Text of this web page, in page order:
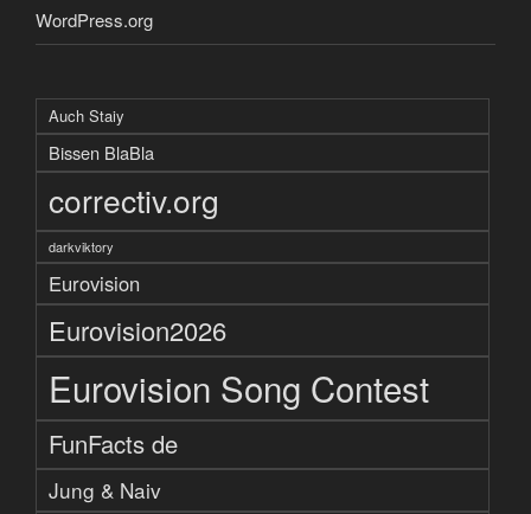
WordPress.org
Auch Staiy
Bissen BlaBla
correctiv.org
darkviktory
Eurovision
Eurovision2026
Eurovision Song Contest
FunFacts de
Jung & Naiv